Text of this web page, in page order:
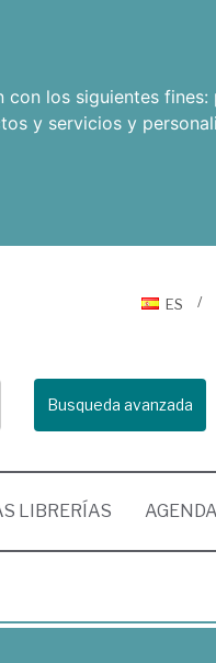
los siguientes fines:
y servicios y
ES
Busqueda avanzada
LIBRERÍAS AGENDA